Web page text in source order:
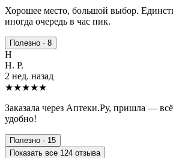
Хорошее место, большой выбор.
иногда очередь в час пик.
Полезно · 8
Н
Н. Р.
2 нед. назад
★★★★★
Заказала через Аптеки.Ру, пришла —
удобно!
Полезно · 15
Показать все 124 отзыва